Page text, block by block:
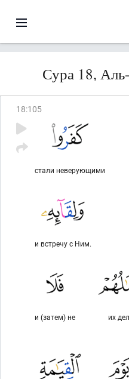
Сура 18,
18:105
стали неверующими
и встречу с Ним.
их
и (затем) не